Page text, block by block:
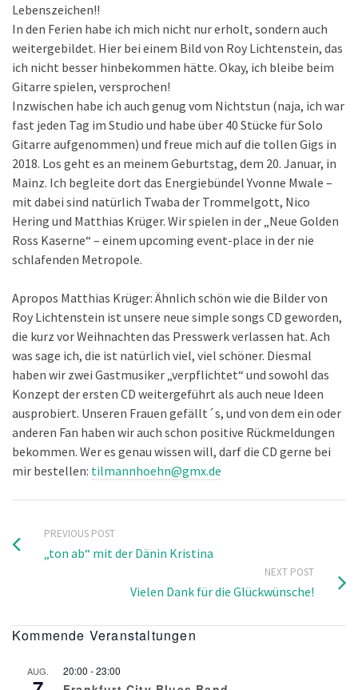
Lebenszeichen!!
In den Ferien habe ich mich nicht nur erholt, sondern auch
weitergebildet. Hier bei einem Bild von Roy Lichtenstein, das
ich nicht besser hinbekommen hätte. Okay, ich bleibe beim
Gitarre spielen, versprochen!
Inzwischen habe ich auch genug vom Nichtstun (naja, ich war
fast jeden Tag im Studio und habe über 40 Stücke für Solo
Gitarre aufgenommen) und freue mich auf die tollen Gigs in
2018. Los geht es an meinem Geburtstag, dem 20. Januar, in
Mainz. Ich begleite dort das Energiebündel Yvonne Mwale –
mit dabei sind natürlich Twaba der Trommelgott, Nico
Hering und Matthias Krüger. Wir spielen in der „Neue Golden
Ross Kaserne“ – einem upcoming event-place in der nie
schlafenden Metropole.
Apropos Matthias Krüger: Ähnlich schön wie die Bilder von
Roy Lichtenstein ist unsere neue simple songs CD geworden,
die kurz vor Weihnachten das Presswerk verlassen hat. Ach
was sage ich, die ist natürlich viel, viel schöner. Diesmal
haben wir zwei Gastmusiker „verpflichtet“ und sowohl das
Konzept der ersten CD weitergeführt als auch neue Ideen
ausprobiert. Unseren Frauen gefällt´s, und von dem ein oder
anderen Fan haben wir auch schon positive Rückmeldungen
bekommen. Wer es genau wissen will, darf die CD gerne bei
mir bestellen: tilmannhoehn@gmx.de
PREVIOUS POST
„ton ab“ mit der Dänin Kristina
NEXT POST
Vielen Dank für die Glückwünsche!
Kommende Veranstaltungen
AUG. 20:00 -23:00